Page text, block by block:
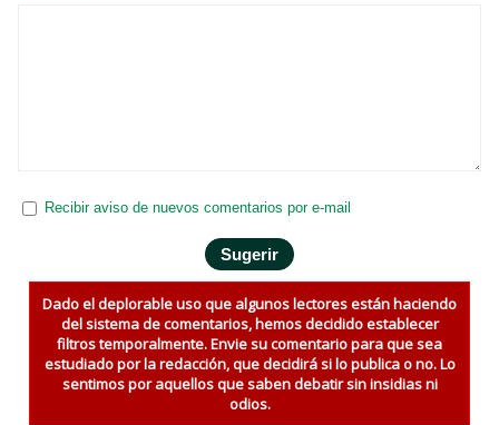
Recibir aviso de nuevos comentarios por e-mail
Dado el deplorable uso que algunos lectores están haciendo
del sistema de comentarios, hemos decidido establecer
filtros temporalmente. Envie su comentario para que sea
estudiado por la redacción, que decidirá si lo publica o no. Lo
sentimos por aquellos que saben debatir sin insidias ni
odios.